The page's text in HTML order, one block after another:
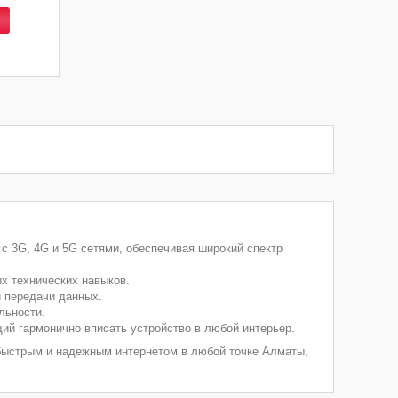
4G и 5G сетями, обеспечивая широкий спектр
технических навыков.
передачи данных.
вписать устройство в любой интерьер.
и надежным интернетом в любой точке Алматы,